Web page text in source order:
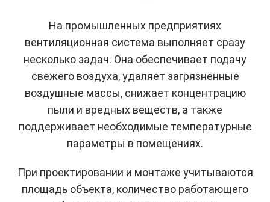
На промышленных предприятиях
вентиляционная система выполняет сразу
несколько задач. Она обеспечивает подачу
свежего воздуха, удаляет загрязненные
воздушные массы, снижает концентрацию
пыли и вредных веществ, а также
поддерживает необходимые температурные
параметры в помещениях.
При проектировании и монтаже учитываются
площадь объекта, количество работающего